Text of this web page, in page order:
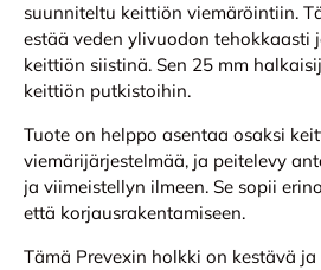
suunniteltu keittiön viemäröintiin.
estää veden ylivuodon tehokkaasti
keittiön siistinä. Sen 25 mm
keittiön putkistoihin.
Tuote on helppo asentaa osaksi
viemärijärjestelmää, ja peitelevy
ja viimeistellyn ilmeen. Se sopii
että korjausrakentamiseen.
Tämä Prevexin holkki on kestävä